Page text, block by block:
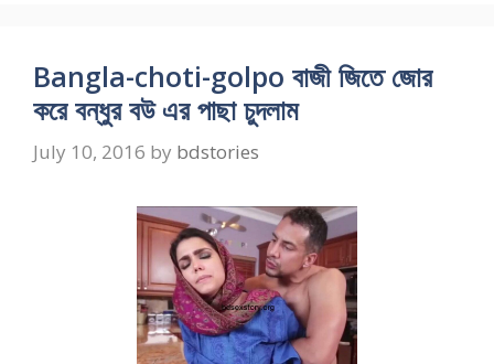
Bangla-choti-golpo বাজী জিতে জোর
করে বন্ধুর বউ এর পাছা চুদলাম
July 10, 2016 by bdstories